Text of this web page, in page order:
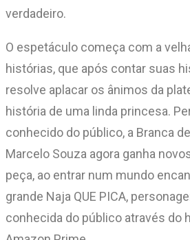
verdadeiro.
O espetáculo começa com a
histórias, que após contar suas
resolve aplacar os ânimos da
história de uma linda princesa.
conhecido do público, a Branca
Marcelo Souza agora ganha
peça, ao entrar num mundo
grande Naja QUE PICA,
conhecida do público através do